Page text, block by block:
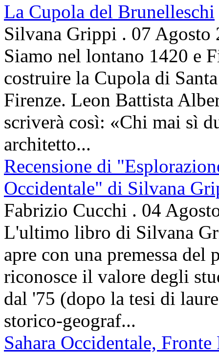
La Cupola del Brunelleschi
Silvana Grippi . 07 Agosto
Siamo nel lontano 1420 e
costruire la Cupola di
Firenze. Leon Battista
scriverà così: «Chi mai sì
architetto...
Recensione di
Occidentale" di Silvana
Fabrizio Cucchi . 04
L'ultimo libro di Silvana
apre con una premessa
riconosce il valore degli
dal '75 (dopo la tesi di
storico-geograf...
Sahara Occidentale,